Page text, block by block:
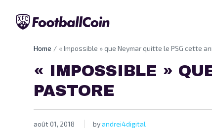
Home « Impossible » que Neymar quitte le PSG cette
« IMPOSSIBLE »
PASTORE
août 01, 2018 byandrei4digital